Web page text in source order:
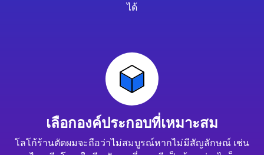
ได้
เลือกองค์ประกอบที่เหมาะสม
โลโก้ร้านตัดผมจะถือว่าไม่สมบูรณ์หากไม่มีสัญลักษณ์ เช่น